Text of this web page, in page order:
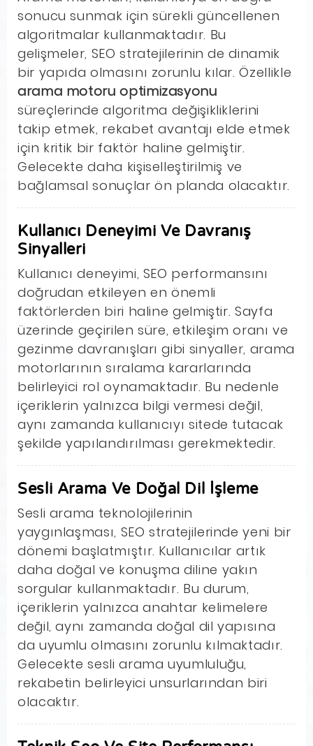
sonucu sunmak için sürekli güncellenen
algoritmalar kullanmaktadır. Bu
gelişmeler, SEO stratejilerinin de dinamik
bir yapıda olmasını zorunlu kılar. Özellikle
arama motoru optimizasyonu
süreçlerinde algoritma değişikliklerini
takip etmek, rekabet avantajı elde etmek
için kritik bir faktör haline gelmiştir.
Gelecekte daha kişiselleştirilmiş ve
bağlamsal sonuçlar ön planda olacaktır.
Kullanıcı Deneyimi Ve Davranış
Sinyalleri
Kullanıcı deneyimi, SEO performansını
doğrudan etkileyen en önemli
faktörlerden biri haline gelmiştir. Sayfa
üzerinde geçirilen süre, etkileşim oranı ve
gezinme davranışları gibi sinyaller, arama
motorlarının sıralama kararlarında
belirleyici rol oynamaktadır. Bu nedenle
içeriklerin yalnızca bilgi vermesi değil,
aynı zamanda kullanıcıyı sitede tutacak
şekilde yapılandırılması gerekmektedir.
Sesli Arama Ve Doğal Dil İşleme
Sesli arama teknolojilerinin
yaygınlaşması, SEO stratejilerinde yeni bir
dönemi başlatmıştır. Kullanıcılar artık
daha doğal ve konuşma diline yakın
sorgular kullanmaktadır. Bu durum,
içeriklerin yalnızca anahtar kelimelere
değil, aynı zamanda doğal dil yapısına
da uyumlu olmasını zorunlu kılmaktadır.
Gelecekte sesli arama uyumluluğu,
rekabetin belirleyici unsurlarından biri
olacaktır.